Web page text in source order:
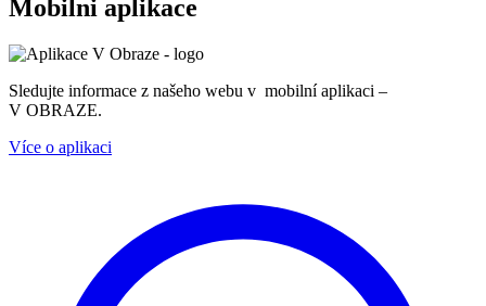
Mobilni aplikace
Sledujte informace z našeho webu v mobilní aplikaci –
V OBRAZE.
Více o aplikaci